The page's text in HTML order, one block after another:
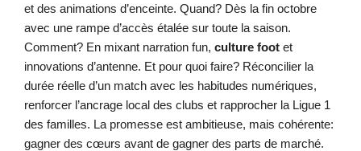
et des animations d’enceinte. Quand? Dès la fin octobre
avec une rampe d’accès étalée sur toute la saison.
Comment? En mixant narration fun, culture foot et
innovations d’antenne. Et pour quoi faire? Réconcilier la
durée réelle d’un match avec les habitudes numériques,
renforcer l’ancrage local des clubs et rapprocher la Ligue 1
des familles. La promesse est ambitieuse, mais cohérente:
gagner des cœurs avant de gagner des parts de marché.